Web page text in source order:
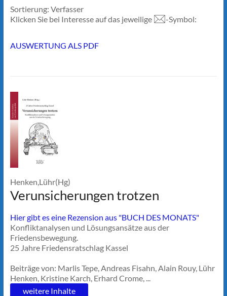
Sortierung: Verfasser
Klicken Sie bei Interesse auf das jeweilige
-Symbol:
AUSWERTUNG ALS PDF
Henken,Lühr(Hg)
Verunsicherungen trotzen
Hier gibt es eine Rezension aus "BUCH DES MONATS"
Konfliktanalysen und Lösungsansätze aus der
Friedensbewegung.
25 Jahre Friedensratschlag Kassel
Beiträge von: Marlis Tepe, Andreas Fisahn, Alain Rouy, Lühr
Henken, Kristine Karch, Erhard Crome, ...
weitere Inhalte